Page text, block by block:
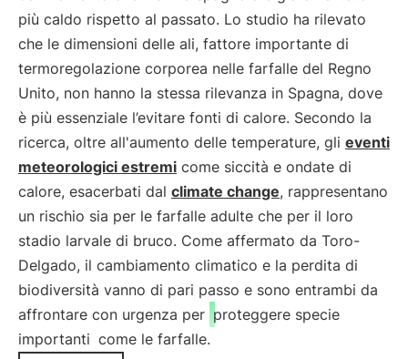
più caldo rispetto al passato. Lo studio ha rilevato
che le dimensioni delle ali, fattore importante di
termoregolazione corporea nelle farfalle del Regno
Unito, non hanno la stessa rilevanza in Spagna, dove
è più essenziale l’evitare fonti di calore. Secondo la
ricerca, oltre all'aumento delle temperature, gli eventi
meteorologici estremi come siccità e ondate di
calore, esacerbati dal climate change, rappresentano
un rischio sia per le farfalle adulte che per il loro
stadio larvale di bruco. Come affermato da Toro-
Delgado, il cambiamento climatico e la perdita di
biodiversità vanno di pari passo e sono entrambi da
affrontare con urgenza per proteggere specie
importanti come le farfalle.